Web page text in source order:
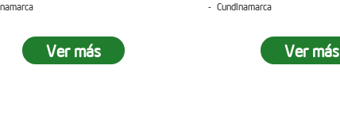
Ver más
- Cundinamarca
Ver más